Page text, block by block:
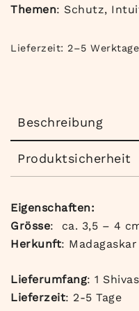
Themen: Schutz,
Lieferzeit: 2–5 Werktage
Beschreibung
Produktsicherheit
Eigenschaften:
Grösse: ca. 3,5 – 4
Herkunft: Madagaskar
Lieferumfang: 1
Lieferzeit: 2-5 Tage